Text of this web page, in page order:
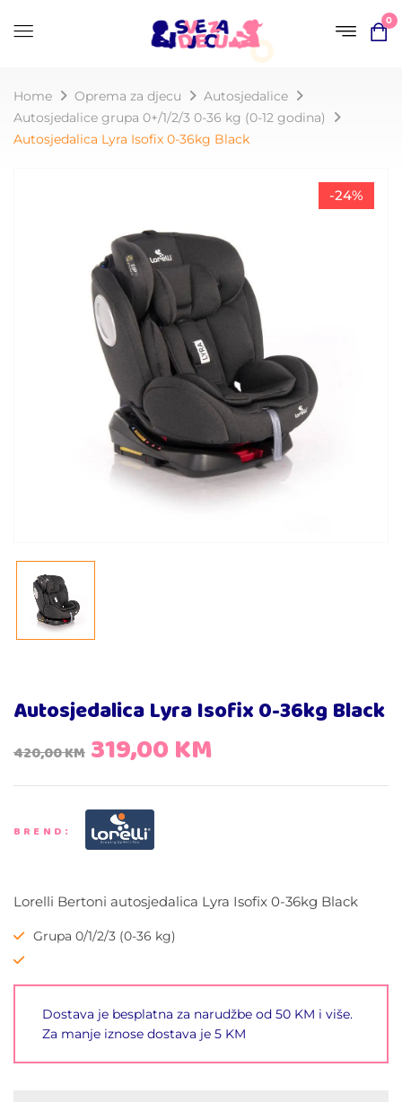
0
Home Oprema za djecu
Autosjedalice
Autosjedalice grupa 0+/1/2/3 0-36 kg (0-12 godina)
Autosjedalica Lyra Isofix 0-36kg Black
-24%
Autosjedalica Lyra Isofix 0-36kg Black
420,00KM 319,00KM
BREND:
Lorelli Bertoni autosjedalica Lyra Isofix 0-36kg Black
Grupa 0/1/2/3 (0-36 kg)
Dostava je besplatna za narudžbe od 50 KM i više.
Za manje iznose dostava je 5 KM